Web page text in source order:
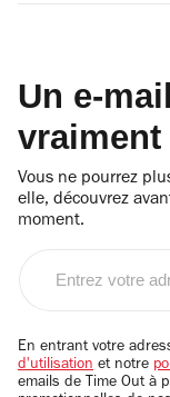
Un e-
vraiment
Vous ne pourrez
elle, découvrez
moment.
email
En entrant votre
d'utilisation et notre
emails de Time Out à